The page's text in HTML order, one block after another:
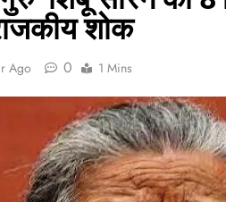
शोक
Ago 0 1 Mins